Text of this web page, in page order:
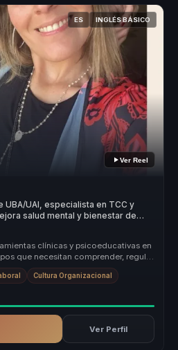
ES INGLÉS BÁSICO
Ver Reel
UBA/UAI, especialista en TCC y
salud mental y bienestar de
clínicas y psicoeducativas en
que necesitan comprender, regular
Cultura Organizacional
Ver Perfil